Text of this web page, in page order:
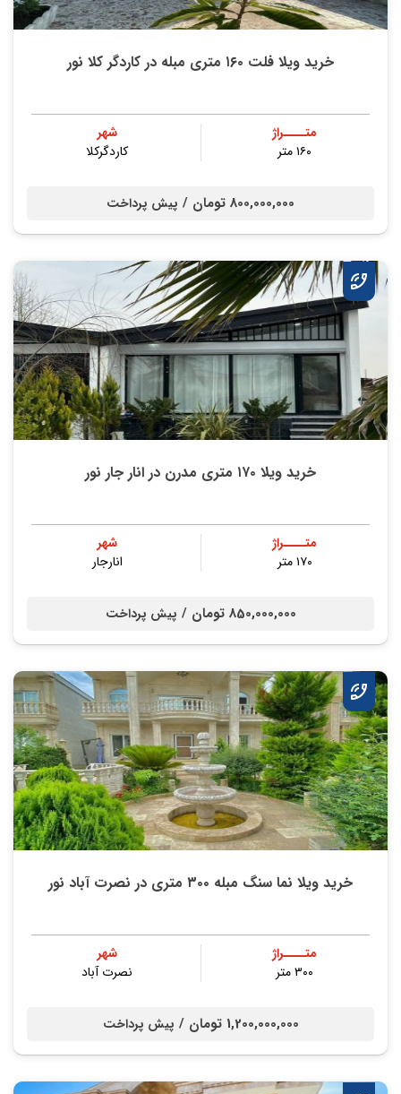
خرید ویلا فلت ۱۶۰ متری مبله در کاردگر کلا نور
متــــراژ
۱۶۰ متر
شهر
کاردگرکلا
800,000,000 تومان / پیش پرداخت
خرید ویلا ۱۷۰ متری مدرن در انار جار نور
متــــراژ
۱۷۰ متر
شهر
انارجار
850,000,000 تومان / پیش پرداخت
خرید ویلا نما سنگ مبله ۳۰۰ متری در نصرت آباد نور
متــــراژ
۳۰۰ متر
شهر
نصرت آباد
1,200,000,000 تومان / پیش پرداخت